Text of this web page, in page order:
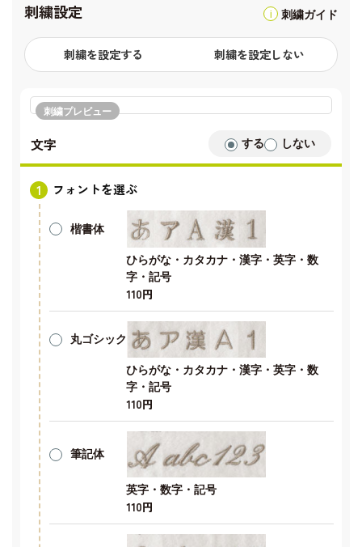
刺繍設定 刺繍ガイド
刺繍を設定する 刺繍を設定しない
刺繍プレビュー
文字 する しない
フォントを選ぶ
楷書体
ひらがな・カタカナ・漢字・英字・数
字・記号
110円
丸ゴシック
ひらがな・カタカナ・漢字・英字・数
字・記号
110円
筆記体
英字・数字・記号
110円